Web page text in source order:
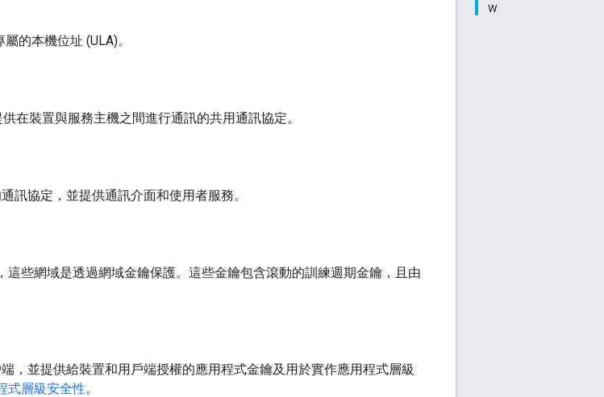
W
的本機位址 (ULA)。
在裝置與服務主機之間進行通訊的共用通訊協定。
訊協定，並提供通訊介面和使用者服務。
這些網域是透過網域金鑰保護。這些金鑰包含滾動的訓練週期金鑰，且由
，並提供給裝置和用戶端授權的應用程式金鑰及用於實作應用程式層級
式層級安全性。